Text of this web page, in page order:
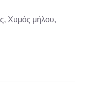
Χυμός μήλου,